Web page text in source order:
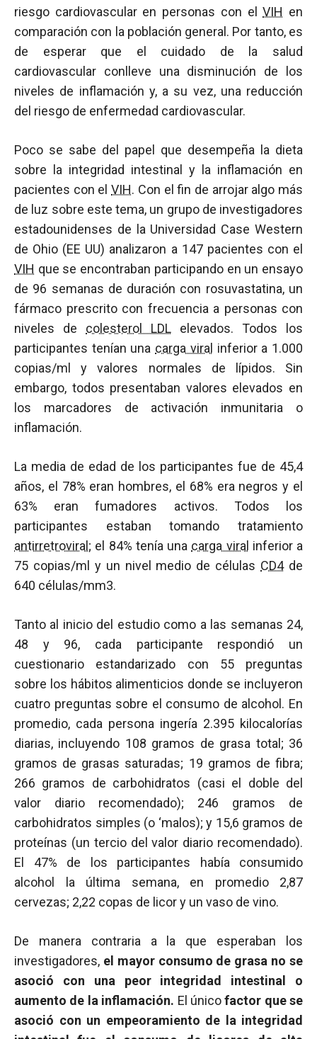
riesgo cardiovascular en personas con elVIH en
comparación con la población general. Por tanto, es
de esperar que el cuidado de la salud
cardiovascular conlleve una disminución de los
niveles de inflamación y, a su vez, una reducción
del riesgo de enfermedad cardiovascular.
Poco se sabe del papel que desempeña la dieta
sobre la integridad intestinal y la inflamación en
pacientes con elVIH. Con el fin de arrojar algo más
de luz sobre este tema, un grupo de investigadores
estadounidenses de la Universidad Case Western
de Ohio (EE UU) analizaron a 147 pacientes con el
VIH que se encontraban participando en un ensayo
de 96 semanas de duración con rosuvastatina, un
fármaco prescrito con frecuencia a personas con
niveles de colesterol LDL elevados. Todos los
participantes tenían una carga viral inferior a 1.000
copias/ml y valores normales de lípidos. Sin
embargo, todos presentaban valores elevados en
los marcadores de activación inmunitaria o
inflamación.
La media de edad de los participantes fue de 45,4
años, el 78% eran hombres, el 68% era negros y el
63% eran fumadores activos. Todos los
participantes estaban tomando tratamiento
antirretroviral ; el 84% tenía una carga viral inferior a
75 copias/ml y un nivel medio de células CD4de
640 células/mm3.
Tanto al inicio del estudio como a las semanas 24,
48 y 96, cada participante respondió un
cuestionario estandarizado con 55 preguntas
sobre los hábitos alimenticios donde se incluyeron
cuatro preguntas sobre el consumo de alcohol. En
promedio, cada persona ingería 2.395 kilocalorías
diarias, incluyendo 108 gramos de grasa total; 36
gramos de grasas saturadas; 19 gramos de fibra;
266 gramos de carbohidratos (casi el doble del
valor diario recomendado); 246 gramos de
carbohidratos simples (o ‘malos); y 15,6 gramos de
proteínas (un tercio del valor diario recomendado).
El 47% de los participantes había consumido
alcohol la última semana, en promedio 2,87
cervezas; 2,22 copas de licor y un vaso de vino.
De manera contraria a la que esperaban los
investigadores, el mayor consumo de grasa no se
asoció con una peor integridad intestinal o
aumento de la inflamación. El únicofactor que se
asoció con un empeoramiento de la integridad